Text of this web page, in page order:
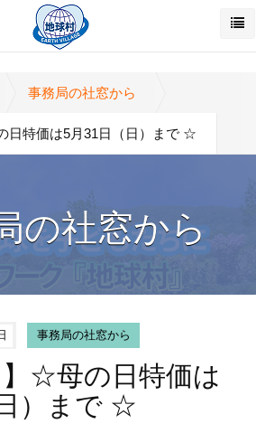
事務局の社窓から
日特価は5月31日（日）まで ☆
の社窓から
事務局の社窓から
】☆母の日特価は
）まで ☆